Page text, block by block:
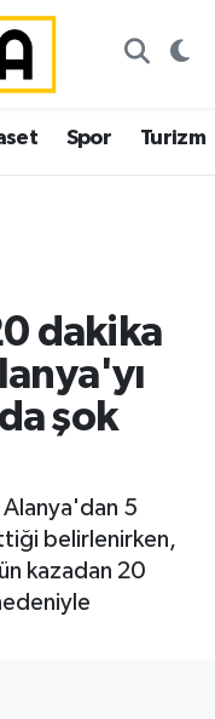
Spor Turizm
dakika
şok
5
belirlenirken,
kazadan 20